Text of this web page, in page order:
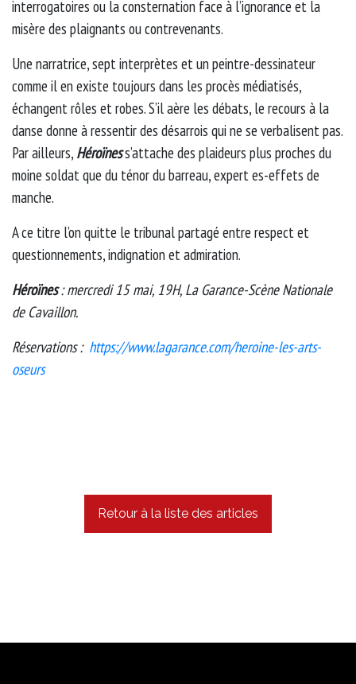
interrogatoires ou la consternation face à l’ignorance et la
misère des plaignants ou contrevenants.
Une narratrice, sept interprètes et un peintre-dessinateur
comme il en existe toujours dans les procès médiatisés,
échangent rôles et robes. S’il aère les débats, le recours à la
danse donne à ressentir des désarrois qui ne se verbalisent pas.
Par ailleurs, Héroïness’attache des plaideurs plus proches du
moine soldat que du ténor du barreau, expert es-effets de
manche.
A ce titre l’on quitte le tribunal partagé entre respect et
questionnements, indignation et admiration.
Héroïnes: mercredi 15 mai, 19H, La Garance-Scène Nationale
de Cavaillon.
Réservations : https://www.lagarance.com/heroine-les-arts-
oseurs
Retour à la liste des articles